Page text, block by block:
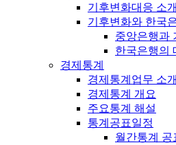
기후변화대응 소개
기후변화와 한국
중앙은행과
한국은행의
경제통계
경제통계업무 소개
경제통계 개요
주요통계 해설
통계공표일정
월간통계 공